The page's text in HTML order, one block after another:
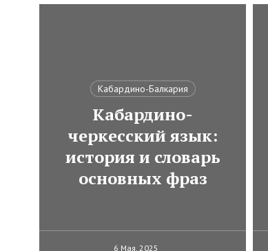
Кабардино-Балкария
Кабардино-
черкесский язык:
история и словарь
основных фраз
6 Мая, 2025